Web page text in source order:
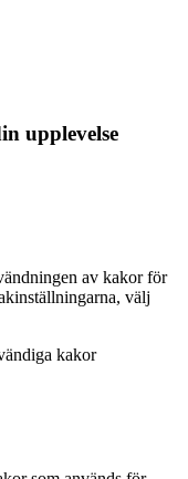
upplevelse
av kakor för
välj
kakor